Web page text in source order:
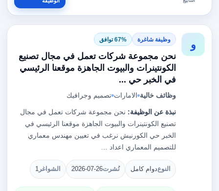
و وظيفة شاغرة 67% توافق
نحن مجموعة شركات تعمل في مجال تصنيع
الكونتينرات والبيوت الجاهزة موقعنا الرئيسي
في الخبر حي ...
وظائف خالية الامارات تصميم وجرافيك
نبذة عن الوظيفة: نحن مجموعة شركات تعمل في مجال
تصنيع الكونتينرات والبيوت الجاهزة موقعنا الرئيسي في
الخبر حي الكورنيش نرغب في تعيين مهندس معماري
للتصميم المعماري اعداد …
النوعدوام كامل نُشرت2026-07-26 الشواغر 1